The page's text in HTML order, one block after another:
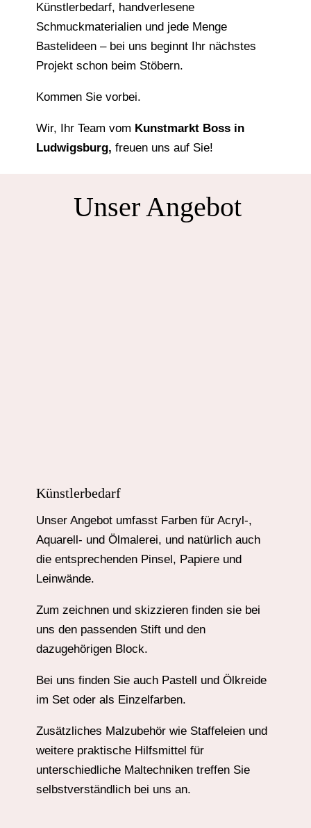
Künstlerbedarf, handverlesene
Schmuckmaterialien und jede Menge
Bastelideen – bei uns beginnt Ihr nächstes
Projekt schon beim Stöbern.
Kommen Sie vorbei.
Wir, Ihr Team vom Kunstmarkt Boss in
Ludwigsburg, freuen uns auf Sie!
Unser Angebot
Künstlerbedarf
Unser Angebot umfasst Farben für Acryl-,
Aquarell- und Ölmalerei, und natürlich auch
die entsprechenden Pinsel, Papiere und
Leinwände.
Zum zeichnen und skizzieren finden sie bei
uns den passenden Stift und den
dazugehörigen Block.
Bei uns finden Sie auch Pastell und Ölkreide
im Set oder als Einzelfarben.
Zusätzliches Malzubehör wie Staffeleien und
weitere praktische Hilfsmittel für
unterschiedliche Maltechniken treffen Sie
selbstverständlich bei uns an.